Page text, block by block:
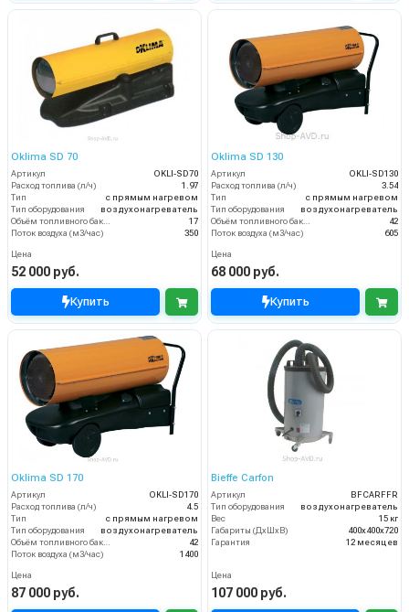
Oklima SD 70
Артикул
OKLI-SD70
Расход топлива (л/ч)
1.97
Тип
с прямым нагревом
Тип оборудования
воздухонагреватель
Объём топливного бака (л)
17
Поток воздуха (м3/час)
350
Цена
52 000 руб.
Купить
Oklima SD 130
Артикул
OKLI-SD130
Расход топлива (л/ч)
3.54
Тип
с прямым нагревом
Тип оборудования
воздухонагреватель
Объём топливного бака (л)
42
Поток воздуха (м3/час)
605
Цена
68 000 руб.
Купить
Oklima SD 170
Артикул
OKLI-SD170
Расход топлива (л/ч)
4.5
Тип
с прямым нагревом
Тип оборудования
воздухонагреватель
42
Поток воздуха (м3/час)
1400
Цена
87 000 руб.
Bieffe Carfon
Артикул
BFCARFFR
Тип оборудования
воздухонагреватель
Вес
15 кг
Габариты (ДхШхВ)
400х400х720
Гарантия
12 месяцев
Цена
107 000 руб.